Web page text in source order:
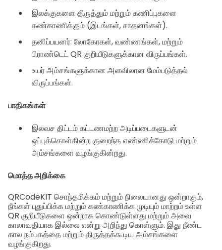
இலக்குகளை திருத்தும் மற்றும் கணிப்புகளை
கண்காணிக்கும் (இடங்கள், சாதனங்கள்).
தனிப்பயனர்: லோகோகள், வண்ணங்கள், மற்றும்
பிராண்டெட் QR குறியீடுகளுக்கான விருப்பங்கள்.
உயர் அம்சங்களுக்கான அளவிலான மேம்படுத்தல்
விருப்பங்கள்.
பாதிகங்கள்
இலவச திட்டம் கட்டணமற்ற அடிப்படைகளுடன்
ஒப்புக்கொள்கின்ற குறைந்த எண்ணிக்கோடு மற்றும்
அம்சங்களை வழங்குகின்றது.
மொத்த அறிக்கை
QRCodeKIT சொந்தமிக்கம் மற்றும் நிலையானது ஒன்றாகும்,
நீங்கள் புதுப்பிக்க மற்றும் கண்காணிக்க முடியும் மாற்றம் உள்ள
QR குறியீடுகளை ஒன்றாக கொண்டுள்ளது மற்றும் அவை
காலாவதியாக இல்லை என்று அறிந்து கொள்ளும். இது நீண்ட
கால நம்பகத்தை மற்றும் திருத்தக்கூடிய அம்சங்களை
வழங்குகிறது.